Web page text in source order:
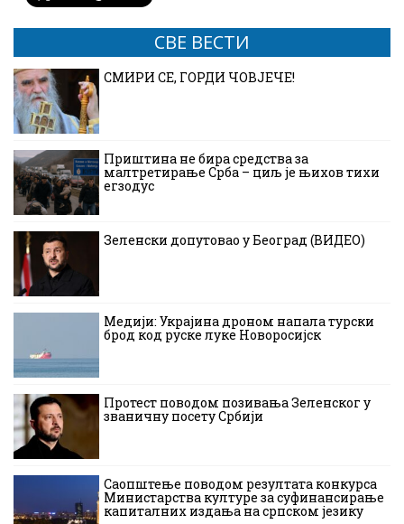
СВЕ ВЕСТИ
СМИРИ СЕ, ГОРДИ ЧОВЈЕЧЕ!
Приштина не бира средства за
малтретирање Срба – циљ је њихов тихи
егзодус
Зеленски допутовао у Београд (ВИДЕО)
Медији: Украјина дроном напала турски
брод код руске луке Новоросијск
Протест поводом позивања Зеленског у
званичну посету Србији
Саопштење поводом резултата конкурса
Министарства културе за суфинансирање
капиталних издања на српском језику